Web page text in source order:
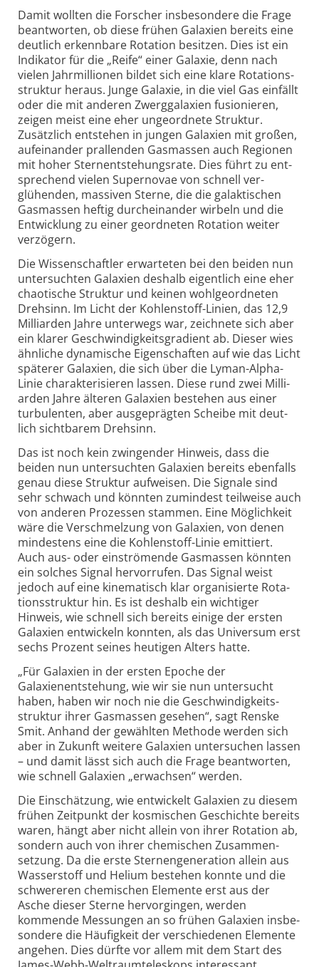
Damit wollten die Forscher insbesondere die Frage
beantworten, ob diese frühen Galaxien bereits eine
deut­lich erkenn­bare Rotation besitzen. Dies ist ein
Indi­kator für die „Reife“ einer Galaxie, denn nach
vielen Jahr­milli­onen bildet sich eine klare Rota­tions­
struktur heraus. Junge Galaxie, in die viel Gas ein­fällt
oder die mit anderen Zwerg­galaxien fusio­nieren,
zeigen meist eine eher unge­ord­nete Struktur.
Zusätz­lich entstehen in jungen Galaxien mit großen,
auf­ein­ander prallenden Gas­massen auch Regionen
mit hoher Stern­ent­stehungs­rate. Dies führt zu ent­
sprechend vielen Super­novae von schnell ver­
glühenden, massiven Sterne, die die galak­tischen
Gas­massen heftig durch­ein­ander wirbeln und die
Ent­wick­lung zu einer geord­neten Rota­tion weiter
ver­zögern.
Die Wissenschaftler erwarteten bei den beiden nun
unter­suchten Galaxien des­halb eigent­lich eine eher
chao­tische Struktur und keinen wohl­geord­neten
Dreh­sinn. Im Licht der Kohlen­stoff-Linien, das 12,9
Milli­arden Jahre unter­wegs war, zeich­nete sich aber
ein klarer Geschwin­dig­keits­gradient ab. Dieser wies
ähn­liche dyna­mische Eigen­schaften auf wie das Licht
späterer Galaxien, die sich über die Lyman-Alpha-
Linie charak­teri­sieren lassen. Diese rund zwei Milli­
arden Jahre älteren Galaxien bestehen aus einer
turbu­lenten, aber aus­ge­prägten Scheibe mit deut­
lich sicht­barem Dreh­sinn.
Das ist noch kein zwingender Hinweis, dass die
beiden nun unter­suchten Galaxien bereits eben­falls
genau diese Struktur auf­weisen. Die Signale sind
sehr schwach und könnten zumin­dest teil­weise auch
von anderen Prozessen stammen. Eine Möglich­keit
wäre die Ver­schmel­zung von Galaxien, von denen
min­des­tens eine die Kohlen­stoff-Linie emit­tiert.
Auch aus- oder ein­strömende Gas­massen könnten
ein solches Signal hervor­rufen. Das Signal weist
jedoch auf eine kine­ma­tisch klar organi­sierte Rota­
tions­struktur hin. Es ist des­halb ein wichtiger
Hinweis, wie schnell sich bereits einige der ersten
Galaxien ent­wickeln konnten, als das Uni­versum erst
sechs Prozent seines heutigen Alters hatte.
„Für Galaxien in der ersten Epoche der
Galaxienentstehung, wie wir sie nun unter­sucht
haben, haben wir noch nie die Geschwin­dig­keits­
struktur ihrer Gas­massen gesehen“, sagt Renske
Smit. Anhand der gewählten Methode werden sich
aber in Zukunft weitere Galaxien unter­suchen lassen
– und damit lässt sich auch die Frage beant­worten,
wie schnell Galaxien „erwachsen“ werden.
Die Einschätzung, wie entwickelt Galaxien zu diesem
frühen Zeit­punkt der kosmischen Geschichte bereits
waren, hängt aber nicht allein von ihrer Rota­tion ab,
sondern auch von ihrer chemischen Zusammen­
setzung. Da die erste Sternen­genera­tion allein aus
Wasser­stoff und Helium bestehen konnte und die
schwereren chemischen Elemente erst aus der
Asche dieser Sterne hervor­gingen, werden
kommende Messungen an so frühen Galaxien insbe­
sondere die Häufig­keit der ver­schie­denen Elemente
angehen. Dies dürfte vor allem mit dem Start des